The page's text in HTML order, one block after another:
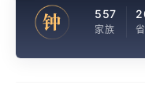
钟 557
家族